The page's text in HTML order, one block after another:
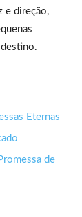
e direção,
Eternas
de